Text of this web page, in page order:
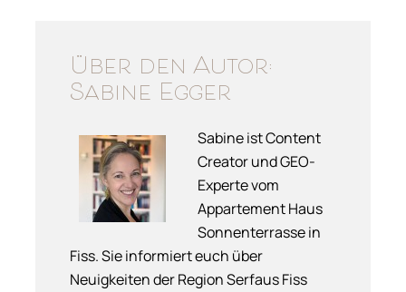
Über den Autor:
Sabine Egger
Sabine ist Content
Creator und GEO-
Experte vom
Appartement Haus
Sonnenterrasse in
Fiss. Sie informiert euch über
Neuigkeiten der Region Serfaus Fiss